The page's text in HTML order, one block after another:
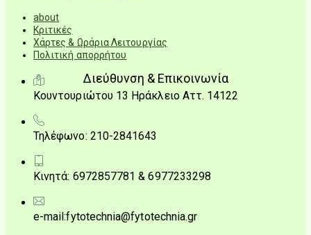
about
Κριτικές
Χάρτες & Ωράρια Λειτουργίας
Πολιτική απορρήτου
Διεύθυνση & Επικοινωνία
Κουντουριώτου 13 Ηράκλειο Αττ. 14122
Τηλέφωνο: 210-2841643
Κινητά: 6972857781 & 6977233298
e-mail:fytotechnia@fytotechnia.gr